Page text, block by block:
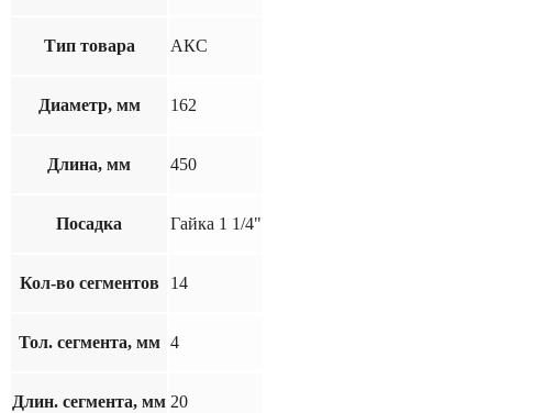
Тип товара АКС
Диаметр, мм 162
Длина, мм 450
Посадка Гайка 1 1/4"
Кол-во сегментов 14
Тол. сегмента, мм 4
Длин. сегмента, мм 20